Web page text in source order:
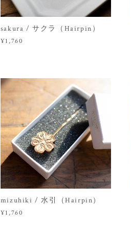
sakura / サクラ（Hairpin）
¥1,760
mizuhiki / 水引（Hairpin）
¥1,760